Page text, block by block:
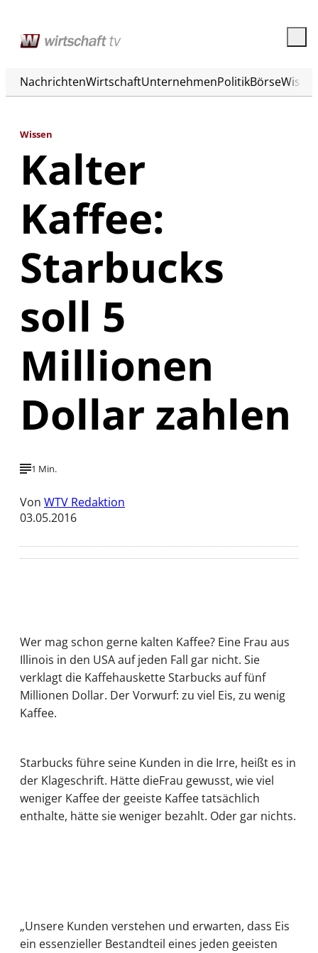
NachrichtenWirtschaftUnternehmenPolitikBörse
Wissen
Kalter
Kaffee:
Starbucks
soll 5
Millionen
Dollar zahlen
1 Min.
Von WTV Redaktion
03.05.2016
Wer mag schon gerne kalten Kaffee? Eine Frau aus
Illinois in den USA auf jeden Fall gar nicht. Sie
verklagt die Kaffehauskette Starbucks auf fünf
Millionen Dollar. Der Vorwurf: zu viel Eis, zu wenig
Kaffee.
Starbucks führe seine Kunden in die Irre, heißt es in
der Klageschrift. Hätte dieFrau gewusst, wie viel
weniger Kaffee der geeiste Kaffee tatsächlich
enthalte, hätte sie weniger bezahlt. Oder gar nichts.
„Unsere Kunden verstehen und erwarten, dass Eis
ein essenzieller Bestandteil eines jeden geeisten